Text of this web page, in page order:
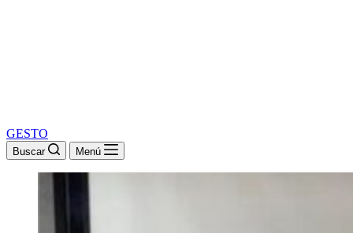
GESTO
Buscar Menú